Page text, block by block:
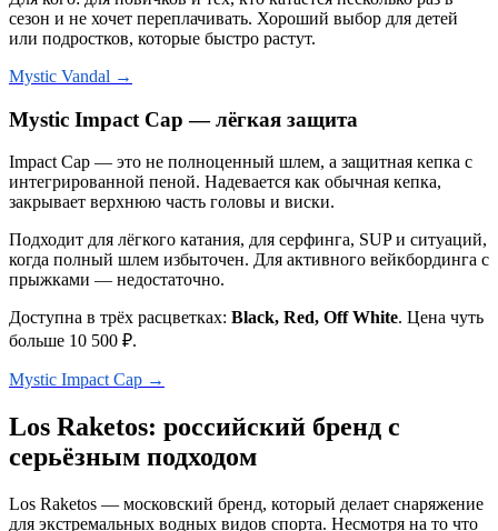
сезон и не хочет переплачивать. Хороший выбор для детей
или подростков, которые быстро растут.
Mystic Vandal →
Mystic Impact Cap — лёгкая защита
Impact Cap — это не полноценный шлем, а защитная кепка с
интегрированной пеной. Надевается как обычная кепка,
закрывает верхнюю часть головы и виски.
Подходит для лёгкого катания, для серфинга, SUP и ситуаций,
когда полный шлем избыточен. Для активного вейкбординга с
прыжками — недостаточно.
Доступна в трёх расцветках: Black, Red, Off White. Цена чуть
больше 10 500 ₽.
Mystic Impact Cap →
Los Raketos: российский бренд с
серьёзным подходом
Los Raketos — московский бренд, который делает снаряжение
для экстремальных водных видов спорта. Несмотря на то что